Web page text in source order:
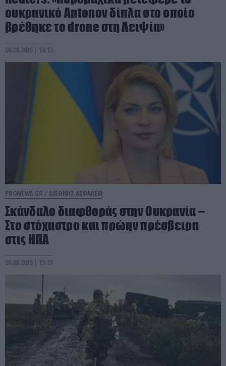
ουκρανικό Antonov δίπλα στο οποίο
βρέθηκε το drone στη Λειψία»
06.08.2026 | 16:12
PRONEWS.GR / ΔΙΕΘΝΗΣ ΑΣΦΑΛΕΙΑ
Σκάνδαλο διαφθοράς στην Ουκρανία –
Στο στόχαστρο και πρώην πρέσβειρα
στις ΗΠΑ
06.08.2026 | 15:21